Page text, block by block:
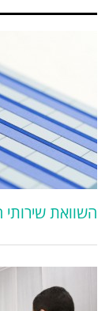
השוואת